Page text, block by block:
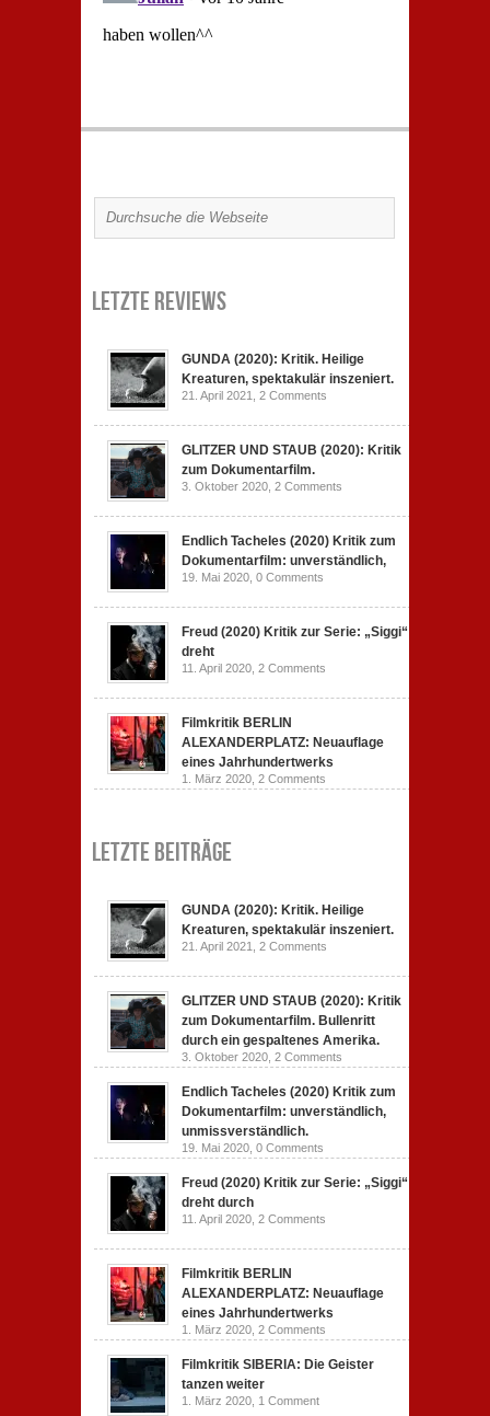
Letzte Reviews
GUNDA (2020): Kritik. Heilige
Kreaturen, spektakulär inszeniert.
21. April 2021, 2 Comments
GLITZER UND STAUB (2020): Kritik
zum Dokumentarfilm.
3. Oktober 2020, 2 Comments
Endlich Tacheles (2020) Kritik zum
Dokumentarfilm: unverständlich,
19. Mai 2020, 0 Comments
Freud (2020) Kritik zur Serie: „Siggi“
dreht
11. April 2020, 2 Comments
Filmkritik BERLIN
ALEXANDERPLATZ: Neuauflage
eines Jahrhundertwerks
1. März 2020, 2 Comments
Letzte Beiträge
GUNDA (2020): Kritik. Heilige
Kreaturen, spektakulär inszeniert.
21. April 2021, 2 Comments
GLITZER UND STAUB (2020): Kritik
zum Dokumentarfilm. Bullenritt
durch ein gespaltenes Amerika.
3. Oktober 2020, 2 Comments
Endlich Tacheles (2020) Kritik zum
Dokumentarfilm: unverständlich,
unmissverständlich.
19. Mai 2020, 0 Comments
Freud (2020) Kritik zur Serie: „Siggi“
dreht durch
11. April 2020, 2 Comments
Filmkritik BERLIN
ALEXANDERPLATZ: Neuauflage
eines Jahrhundertwerks
1. März 2020, 2 Comments
Filmkritik SIBERIA: Die Geister
tanzen weiter
1. März 2020, 1 Comment